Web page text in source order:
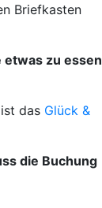
Briefkasten
etwas zu essen
das Glück &
die Buchung